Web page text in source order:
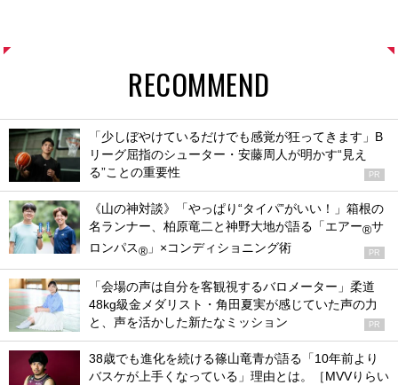
RECOMMEND
「少しぼやけているだけでも感覚が狂ってきます」B
リーグ屈指のシューター・安藤周人が明かす“見え
る”ことの重要性
PR
《山の神対談》「やっぱり“タイパ”がいい！」箱根の
名ランナー、柏原竜二と神野大地が語る「エアー®サ
ロンパス® 」×コンディショニング術 PR
「会場の声は自分を客観視するバロメーター」柔道
48kg級金メダリスト・角田夏実が感じていた声の力
と、声を活かした新たなミッション
PR
38歳でも進化を続ける篠山竜青が語る「10年前より
バスケが上手くなっている」理由とは。［MVVりらい